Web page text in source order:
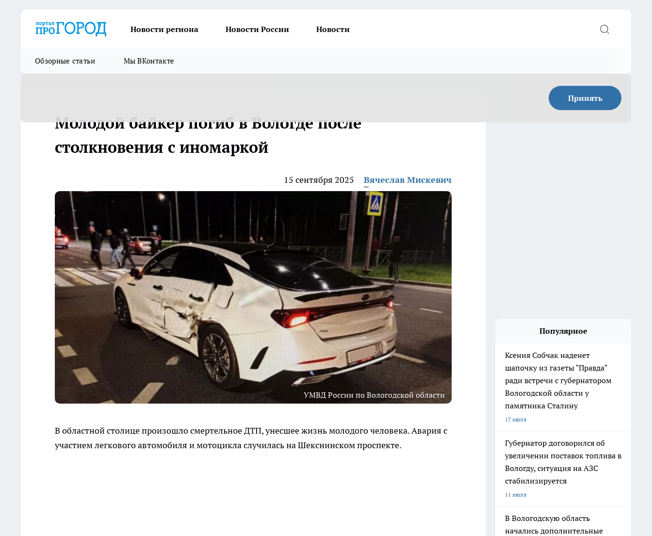
Новости региона Новости России Новости
Обзорные статьи Мы ВКонтакте
Принять
Молодой байкер погиб в Вологде после
столкновения с иномаркой
15 сентября 2025 Вячеслав Мискевич
УМВД России по Вологодской области
В областной столице произошло смертельное ДТП, унесшее жизнь молодого человека. Авария с
участием легкового автомобиля и мотоцикла случилась на Шекснинском проспекте.
Популярное
Ксения Собчак наденет
шапочку из газеты "Правда"
ради встречи с губернатором
Вологодской области у
памятника Сталину
17 июля
Губернатор договорился об
увеличении поставок топлива в
Вологду, ситуация на АЗС
стабилизируется
11 июля
В Вологодскую область
начались дополнительные